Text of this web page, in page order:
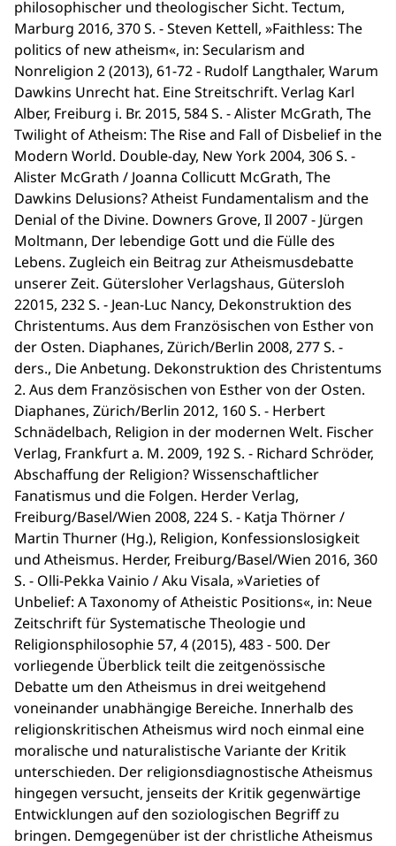
philosophischer und theologischer Sicht. Tectum,
Marburg 2016, 370 S. - Steven Kettell, »Faithless: The
politics of new atheism«, in: Secularism and
Nonreligion 2 (2013), 61-72 - Rudolf Langthaler, Warum
Dawkins Unrecht hat. Eine Streitschrift. Verlag Karl
Alber, Freiburg i. Br. 2015, 584 S. - Alister McGrath, The
Twilight of Atheism: The Rise and Fall of Disbelief in the
Modern World. Double-day, New York 2004, 306 S. -
Alister McGrath / Joanna Collicutt McGrath, The
Dawkins Delusions? Atheist Fundamentalism and the
Denial of the Divine. Downers Grove, Il 2007 - Jürgen
Moltmann, Der lebendige Gott und die Fülle des
Lebens. Zugleich ein Beitrag zur Atheismusdebatte
unserer Zeit. Gütersloher Verlagshaus, Gütersloh
22015, 232 S. - Jean-Luc Nancy, Dekonstruktion des
Christentums. Aus dem Französischen von Esther von
der Osten. Diaphanes, Zürich/Berlin 2008, 277 S. -
ders., Die Anbetung. Dekonstruktion des Christentums
2. Aus dem Französischen von Esther von der Osten.
Diaphanes, Zürich/Berlin 2012, 160 S. - Herbert
Schnädelbach, Religion in der modernen Welt. Fischer
Verlag, Frankfurt a. M. 2009, 192 S. - Richard Schröder,
Abschaffung der Religion? Wissenschaftlicher
Fanatismus und die Folgen. Herder Verlag,
Freiburg/Basel/Wien 2008, 224 S. - Katja Thörner /
Martin Thurner (Hg.), Religion, Konfessionslosigkeit
und Atheismus. Herder, Freiburg/Basel/Wien 2016, 360
S. - Olli-Pekka Vainio / Aku Visala, »Varieties of
Unbelief: A Taxonomy of Atheistic Positions«, in: Neue
Zeitschrift für Systematische Theologie und
Religionsphilosophie 57, 4 (2015), 483 - 500. Der
vorliegende Überblick teilt die zeitgenössische
Debatte um den Atheismus in drei weitgehend
voneinander unabhängige Bereiche. Innerhalb des
religionskritischen Atheismus wird noch einmal eine
moralische und naturalistische Variante der Kritik
unterschieden. Der religionsdiagnostische Atheismus
hingegen versucht, jenseits der Kritik gegenwärtige
Entwicklungen auf den soziologischen Begriff zu
bringen. Demgegenüber ist der christliche Atheismus